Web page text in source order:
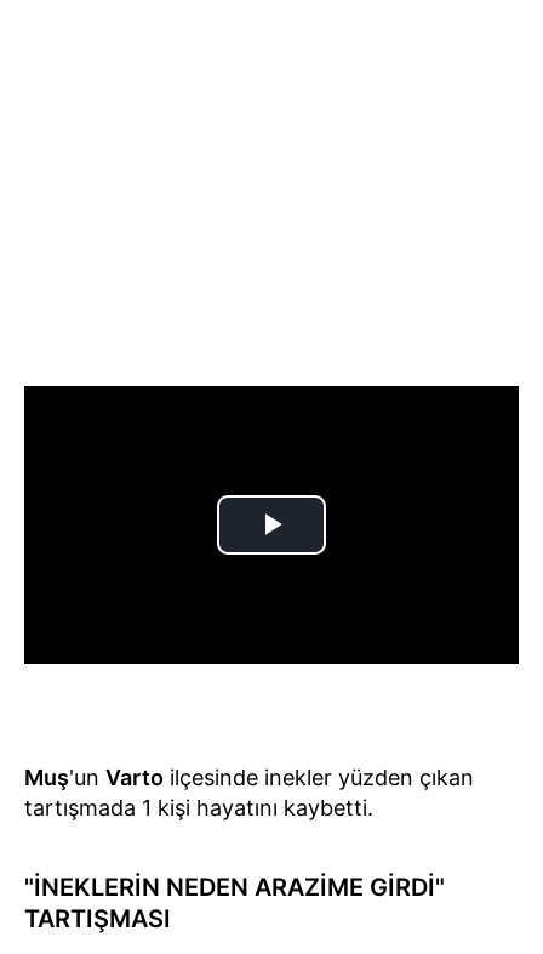
Muş'un Varto ilçesinde inekler yüzden çıkan
tartışmada 1 kişi hayatını kaybetti.
"İNEKLERİN NEDEN ARAZİME GİRDİ"
TARTIŞMASI